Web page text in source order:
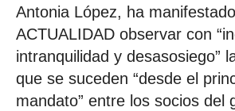
Antonia López, ha
ACTUALIDAD observar con
intranquilidad y desasosiego”
que se suceden “desde el
mandato” entre los socios del